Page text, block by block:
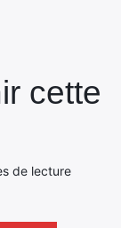
cette
de lecture